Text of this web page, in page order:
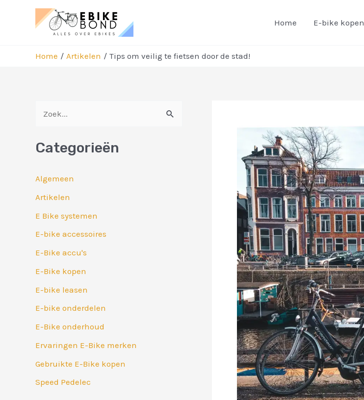
Home E-bike kopen
Home Artikelen Tips om veilig te fietsen door de stad!
e
n
a
a
r
:
Categorieën
Algemeen
Artikelen
E Bike systemen
E-bike accessoires
E-Bike accu's
E-Bike kopen
E-bike leasen
E-bike onderdelen
E-Bike onderhoud
Ervaringen E-Bike merken
Gebruikte E-Bike kopen
Speed Pedelec